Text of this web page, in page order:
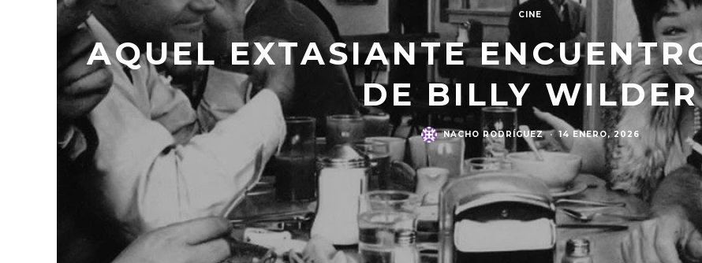
CINE
AQUEL EXTASIANTE
DE BILLY WILDER
NACHO RODRÍGUEZ · 14 ENERO, 2026